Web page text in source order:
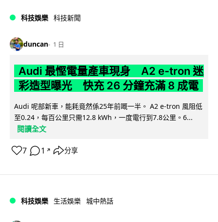
科技娛樂 科技新聞
duncan 1 日
Audi 最慳電量產車現身 A2 e-tron 迷
彩造型曝光 快充 26 分鐘充滿 8 成電
Audi 呢部新車，能耗竟然係25年前嘅一半。 A2 e-tron 風阻低
至0.24，每百公里只需12.8 kWh，一度電行到7.8公里。6...
閱讀全文
7 1 ↗ 分享
科技娛樂 生活娛樂 城中熱話